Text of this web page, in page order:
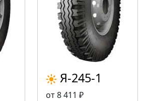
Я-245-1
от 8 411 ₽